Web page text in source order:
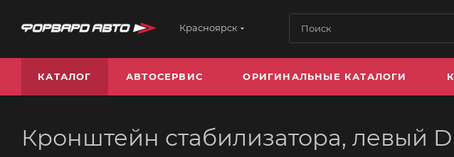
Красноярск
КАТАЛОГ АВТОСЕРВИС ОРИГИНАЛЬНЫЕ КАТАЛОГИ
Кронштейн стабилизатора, левый